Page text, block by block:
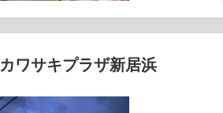
カワサキプラザ新居浜